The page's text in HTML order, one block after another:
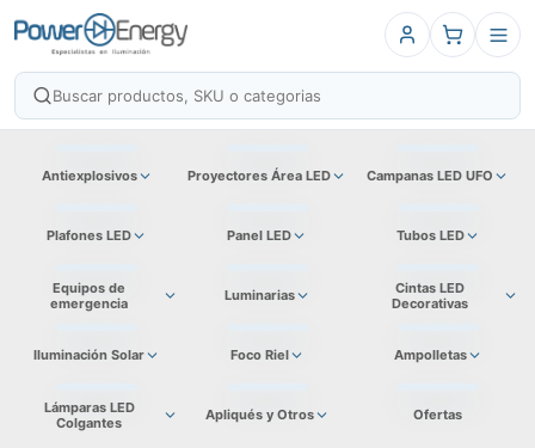
Antiexplosivos Proyectores Área LED Campanas LED UFO
Plafones LED Panel LED Tubos LED
Equipos de
emergencia
Luminarias
Cintas LED
Decorativas
Iluminación Solar Foco Riel Ampolletas
Lámparas LED
Colgantes
Apliqués y Otros Ofertas